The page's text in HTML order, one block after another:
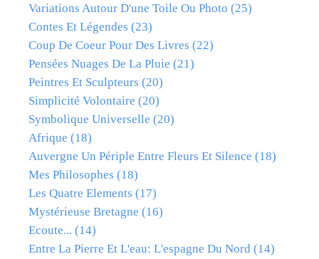
Variations Autour D'une Toile Ou Photo (25)
Contes Et Légendes (23)
Coup De Coeur Pour Des Livres (22)
Pensées Nuages De La Pluie (21)
Peintres Et Sculpteurs (20)
Simplicité Volontaire (20)
Symbolique Universelle (20)
Afrique (18)
Auvergne Un Périple Entre Fleurs Et Silence (18)
Mes Philosophes (18)
Les Quatre Elements (17)
Mystérieuse Bretagne (16)
Ecoute... (14)
Entre La Pierre Et L'eau: L'espagne Du Nord (14)